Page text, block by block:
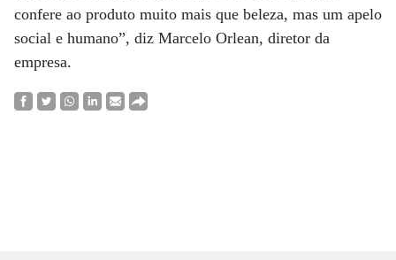
confere ao produto muito mais que beleza, mas um apelo
social e humano”, diz Marcelo Orlean, diretor da
empresa.